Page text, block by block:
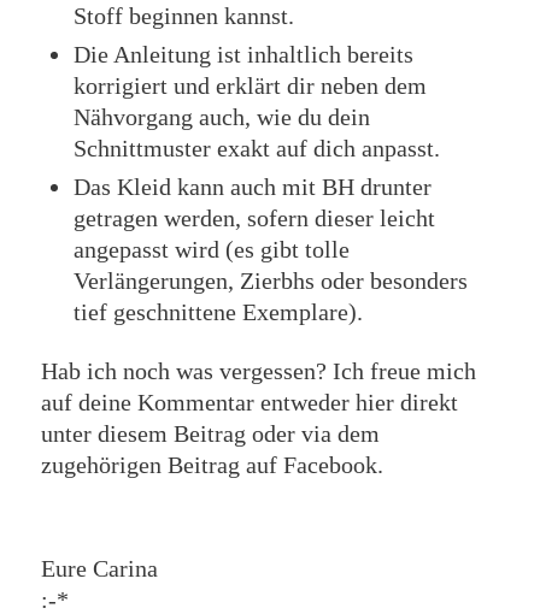
Stoff beginnen kannst.
Die Anleitung ist inhaltlich bereits
korrigiert und erklärt dir neben dem
Nähvorgang auch, wie du dein
Schnittmuster exakt auf dich anpasst.
Das Kleid kann auch mit BH drunter
getragen werden, sofern dieser leicht
angepasst wird (es gibt tolle
Verlängerungen, Zierbhs oder besonders
tief geschnittene Exemplare).
Hab ich noch was vergessen? Ich freue mich
auf deine Kommentar entweder hier direkt
unter diesem Beitrag oder via dem
zugehörigen Beitrag auf Facebook.
Eure Carina
:-*